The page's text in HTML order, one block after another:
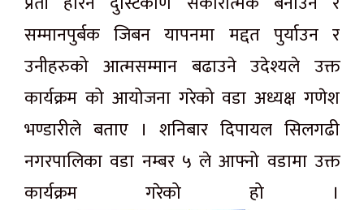
सम्मानपुर्बक जिबन यापनमा मद्दत पुर्याउन र
उनीहरुको आत्मसम्मान बढाउने उदेश्यले उक्त
कार्यक्रम को आयोजना गरेको वडा अध्यक्ष गणेश
भण्डारीले बताए । शनिबार दिपायल सिलगढी
नगरपालिका वडा नम्बर ५ ले आफ्नो वडामा उक्त
कार्यक्रम गरेको हो ।